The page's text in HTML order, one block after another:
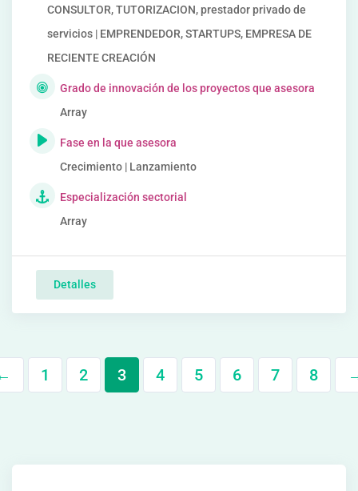
CONSULTOR, TUTORIZACION, prestador privado de
servicios | EMPRENDEDOR, STARTUPS, EMPRESA DE
RECIENTE CREACIÓN
Grado de innovación de los proyectos que asesora
Array
Fase en la que asesora
Crecimiento | Lanzamiento
Especialización sectorial
Array
Detalles
1 2 3 4 5 6 7 8